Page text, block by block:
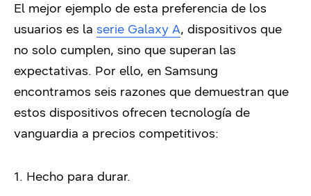
El mejor ejemplo de esta preferencia de los
usuarios es la serie Galaxy A, dispositivos que
no solo cumplen, sino que superan las
expectativas. Por ello, en Samsung
encontramos seis razones que demuestran que
estos dispositivos ofrecen tecnología de
vanguardia a precios competitivos:
1. Hecho para durar.